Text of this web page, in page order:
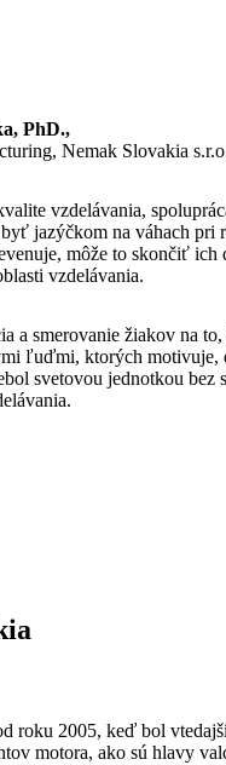
PhD.,
Nemak Slovakia
vzdelávania,
jazýčkom na váhach
môže to skončiť
vzdelávania.
a smerovanie žiakov na
ľuďmi, ktorých motivuje,
svetovou jednotkou
roku 2005, keď bol
motora, ako sú hlavy